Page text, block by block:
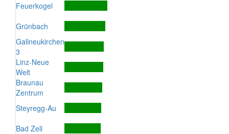
Feuerkogel
Grünbach
Gallneukirchen
3
Linz-Neue
Welt
Braunau
Zentrum
Steyregg-Au
Bad Zell